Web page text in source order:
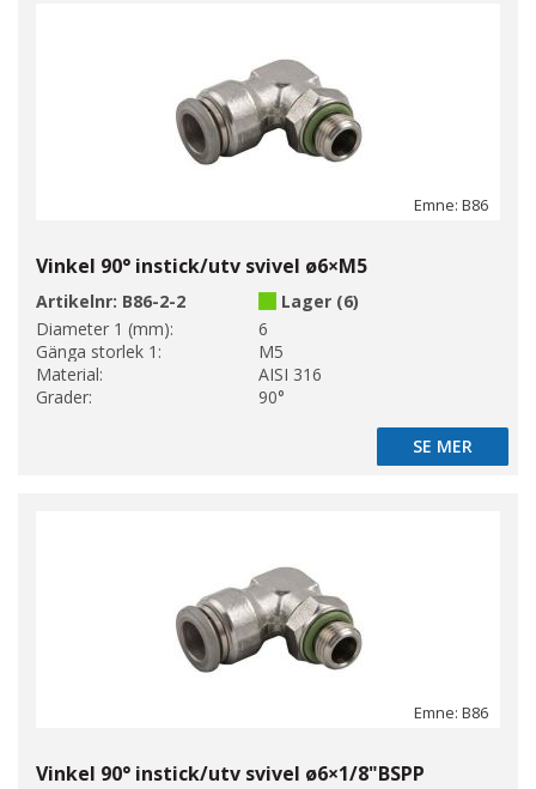
Emne: B86
Vinkel 90° instick/utv svivel ø6×M5
Artikelnr: B86-2-2
Lager (6)
Diameter 1 (mm):
6
Gänga storlek 1:
M5
Material:
AISI 316
Grader:
90°
SE MER
SE MER
Emne: B86
Vinkel 90° instick/utv svivel ø6×1/8"BSPP